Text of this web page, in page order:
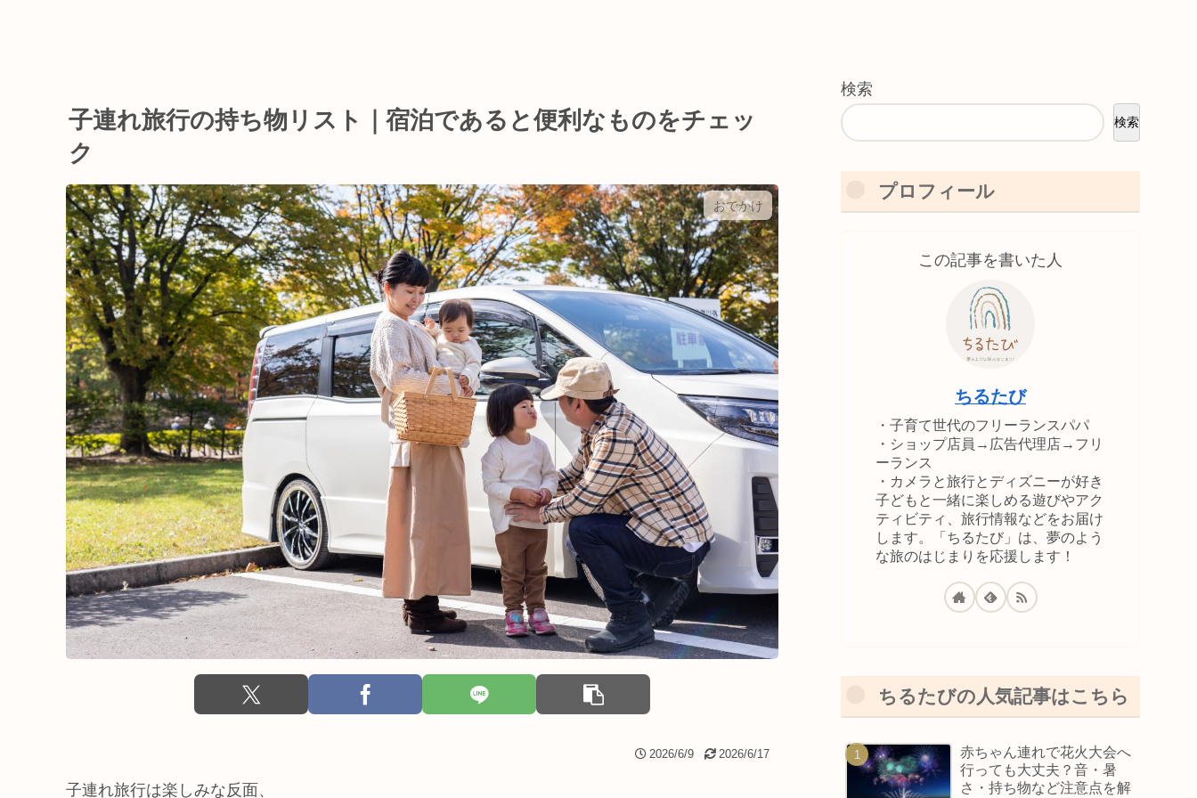
子連れ旅行の持ち物リスト｜宿泊であると便利なものをチェッ
ク
おでかけ
2026/6/9 2026/6/17
子連れ旅行は楽しみな反面、
検索
検索
プロフィール
この記事を書いた人
ちるたび
・子育て世代のフリーランスパパ
・ショップ店員→広告代理店→フリ
ーランス
・カメラと旅行とディズニーが好き
子どもと一緒に楽しめる遊びやアク
ティビティ、旅行情報などをお届け
します。「ちるたび」は、夢のよう
な旅のはじまりを応援します！
ちるたびの人気記事はこちら
赤ちゃん連れで花火大会へ
行っても大丈夫？音・暑
さ・持ち物など注意点を解